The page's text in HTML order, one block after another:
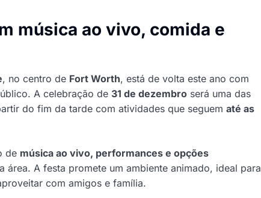
música ao vivo, comida e
, no centro de Fort Worth, está de volta este ano com
A celebração de 31 de dezembro será uma das
do fim da tarde com atividades que seguem até as
de música ao vivo, performances e opções
A festa promete um ambiente animado, ideal para
com amigos e família.
Linear Roofing &